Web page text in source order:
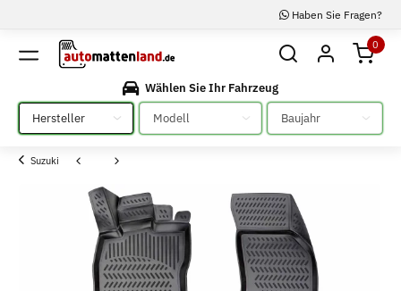
Haben Sie Fragen?
0
Wählen Sie Ihr Fahrzeug
Bitte auswählen
Bitte auswählen Bitte auswählen
Suzuki